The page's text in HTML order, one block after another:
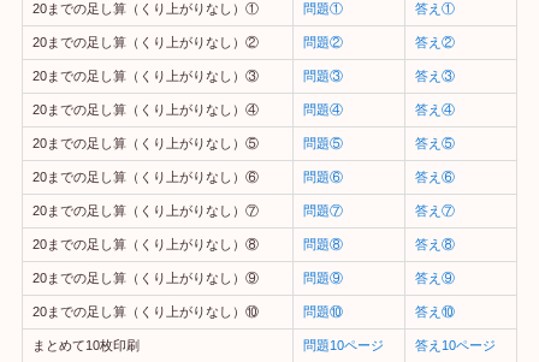
20までの足し算（くり上がりなし）① 問題① 答え①
20までの足し算（くり上がりなし）② 問題② 答え②
20までの足し算（くり上がりなし）③ 問題③ 答え③
20までの足し算（くり上がりなし）④ 問題④ 答え④
20までの足し算（くり上がりなし）⑤ 問題⑤ 答え⑤
20までの足し算（くり上がりなし）⑥ 問題⑥ 答え⑥
20までの足し算（くり上がりなし）⑦ 問題⑦ 答え⑦
20までの足し算（くり上がりなし）⑧ 問題⑧ 答え⑧
20までの足し算（くり上がりなし）⑨ 問題⑨ 答え⑨
20までの足し算（くり上がりなし）⑩ 問題⑩ 答え⑩
まとめて10枚印刷 問題10ページ 答え10ページ